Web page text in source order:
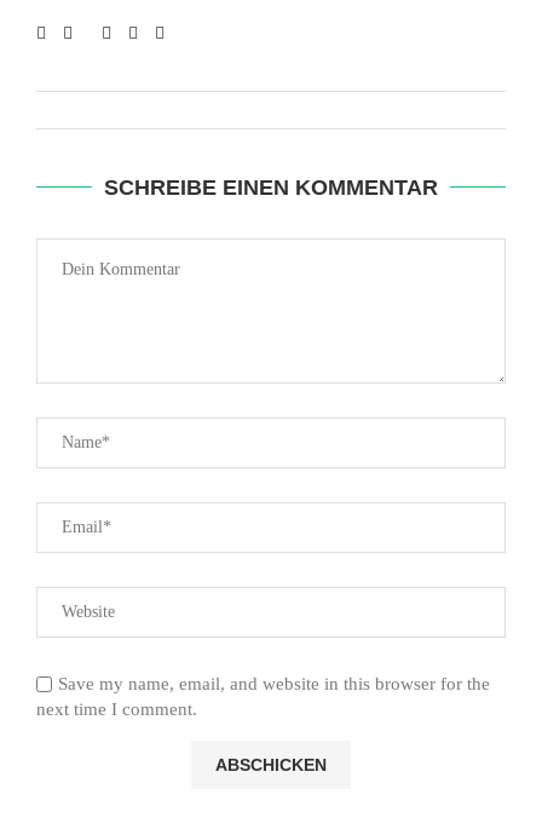
SCHREIBE EINEN KOMMENTAR
Save my name, email, and website in this browser for the
next time I comment.